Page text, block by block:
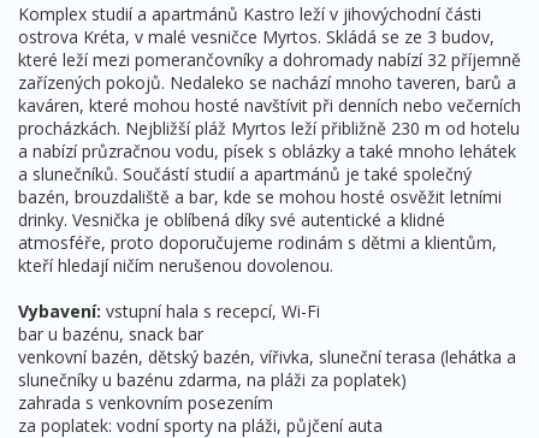
Komplex studií a apartmánů Kastro leží v jihovýchodní části
ostrova Kréta, v malé vesničce Myrtos. Skládá se ze 3 budov,
které leží mezi pomerančovníky a dohromady nabízí 32 příjemně
zařízených pokojů. Nedaleko se nachází mnoho taveren, barů a
kaváren, které mohou hosté navštívit při denních nebo večerních
procházkách. Nejbližší pláž Myrtos leží přibližně 230 m od hotelu
a nabízí průzračnou vodu, písek s oblázky a také mnoho lehátek
a slunečníků. Součástí studií a apartmánů je také společný
bazén, brouzdaliště a bar, kde se mohou hosté osvěžit letními
drinky. Vesnička je oblíbená díky své autentické a klidné
atmosféře, proto doporučujeme rodinám s dětmi a klientům,
kteří hledají ničím nerušenou dovolenou.
Vybavení: vstupní hala s recepcí, Wi-Fi
bar u bazénu, snack bar
venkovní bazén, dětský bazén, vířivka, sluneční terasa (lehátka a
slunečníky u bazénu zdarma, na pláži za poplatek)
zahrada s venkovním posezením
za poplatek: vodní sporty na pláži, půjčení auta